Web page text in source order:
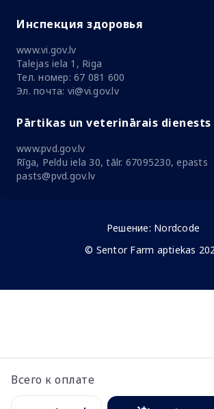
Всего к оплате
Инспекция здоровья
www.vi.gov.lv
Talejas iela 1, Riga
Тел. номер: 67 081 600
Эл. почта: vi@vi.gov.lv
Pārtikas un veterinārais dienests
www.pvd.gov.lv
Rīga, Peldu iela 30, tālr. 67095230, epasts
pasts@pvd.gov.lv
Решение: Nordcode
© Sentor Farm aptiekas